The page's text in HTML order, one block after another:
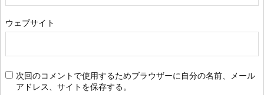
ウェブサイト
次回のコメントで使用するためブラウザーに自分の名前、メール
アドレス、サイトを保存する。